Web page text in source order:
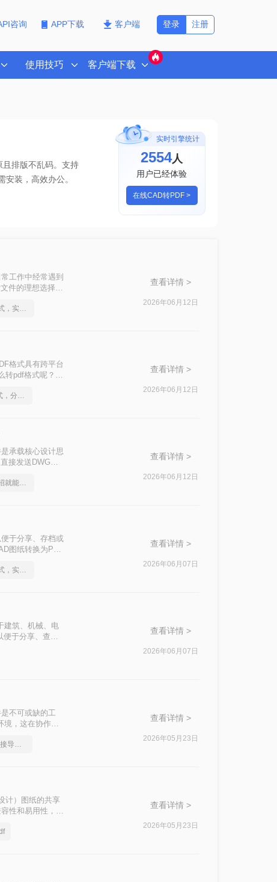
咨询 APP下载 客户端 注册
登录
使用技巧 客户端下载
排版不乱码。支持
安装，高效办公。
实时引擎统计
2558人
用户已经体验
在线CAD转PDF >
工作中经常遇到
件的理想选择。
如何将cad转成pdf格式，实用的方法来了
查看详情 >
2026年06月12日
格式具有跨平台
转pdf格式呢？本
如何将cad转成pdf格式，分享一种简单的方法
查看详情 >
2026年06月12日
承载核心设计思
接发送DWG、
cad如何转成pdf，一招就能轻松搞定
查看详情 >
2026年06月12日
于分享、存档或
图纸转换为PDF
如何将cad转成pdf格式，实用的方法来了
查看详情 >
2026年06月07日
建筑、机械、电
便于分享、查看
查看详情 >
2026年06月07日
不可或缺的工
境，这在协作、
都能被无缝打
如何把多张cad图纸直接导出成pdf
查看详情 >
2026年05月23日
计）图纸的共享
性和易用性，便
查看详情 >
2026年05月23日